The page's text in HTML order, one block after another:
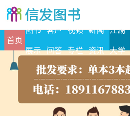
首页
图书
展示
客户
问答
视频
专栏
新闻
资讯
江湖
大学